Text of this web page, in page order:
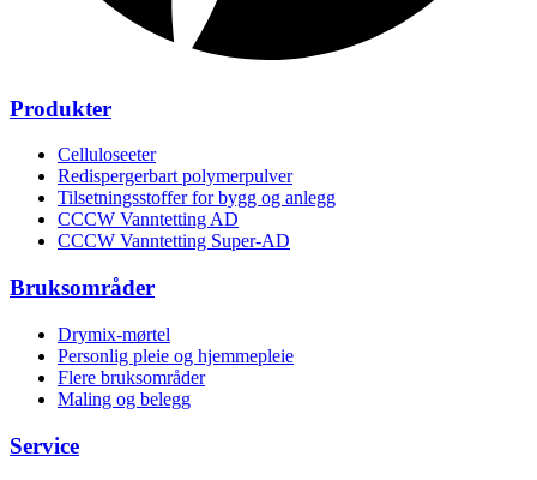
Produkter
Celluloseeter
Redispergerbart polymerpulver
Tilsetningsstoffer for bygg og anlegg
CCCW Vanntetting AD
CCCW Vanntetting Super-AD
Bruksområder
Drymix-mørtel
Personlig pleie og hjemmepleie
Flere bruksområder
Maling og belegg
Service